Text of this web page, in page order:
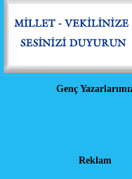
Genç
Reklam